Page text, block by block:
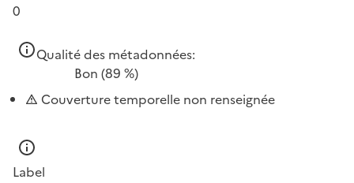
0
Qualité des métadonnées:
Bon (89 %)
Couverture temporelle non renseignée
Label